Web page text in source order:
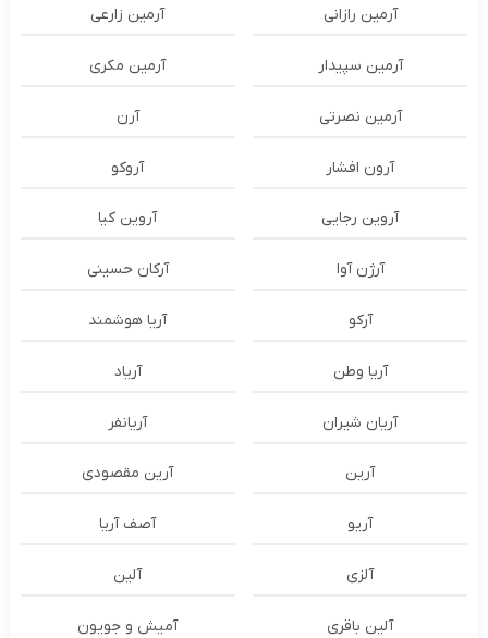
آرمین رازانی آرمین زارعی
آرمین سپیدار آرمین مکری
آرمین نصرتی آرن
آرون افشار آروکو
آروین رجایی آروین کیا
آرژن آوا آرکان حسینی
آرکو آریا هوشمند
آریا وطن آریاد
آریان شیران آریانفر
آرین آرین مقصودی
آریو آصف آریا
آلزی آلین
آلین باقری آمیش و جویون